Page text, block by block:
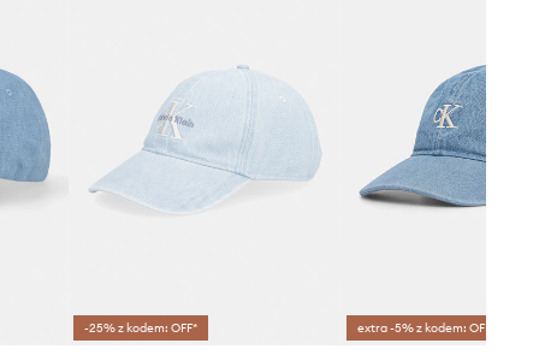
-25% z kodem: OFF* extra -5% z kodem: OFF*